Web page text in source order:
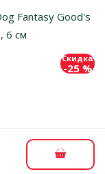
Fantasy Good's
6 см
Скидка
-25 %
В